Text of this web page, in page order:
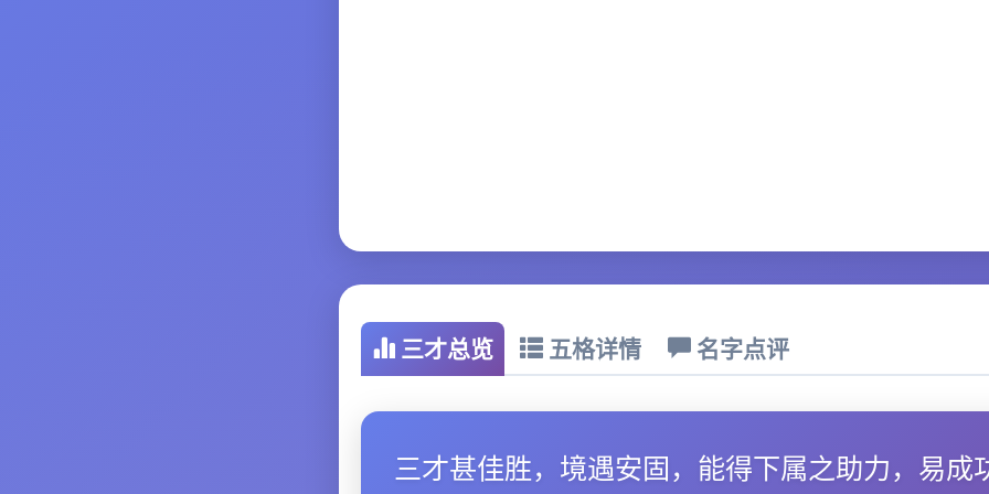
三才总览 五格详情 名字点评
三才甚佳胜，境遇安固，能得下属之助力，易成